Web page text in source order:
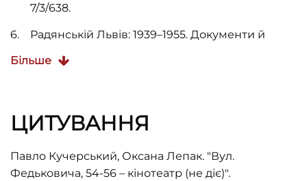
7/3/638.
Радянській Львів: 1939–1955. Документи й
видавництво, 1956).
1939 roku (Kielce: Wydawnictwo Akademii
Świętokrzyskiej, 2006), 428.
Bignens C. Kinos, Architektur als Marketing: Kino
als massenkulturelle Institution; Themen der
Більше
ЦИТУВАННЯ
Павло Кучерський, Оксана Лепак. "Вул.
Федьковича, 54-56 – кінотеатр (не діє)".